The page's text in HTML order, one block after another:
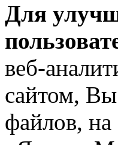
Для
веб-
сайтом, Вы
файлов,